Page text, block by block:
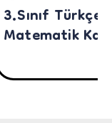
3.Sınıf Türkçe -
Matematik